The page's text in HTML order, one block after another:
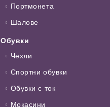
Портмонета
Шалове
Обувки
Чехли
Спортни обувки
Обувки с ток
Мокасини